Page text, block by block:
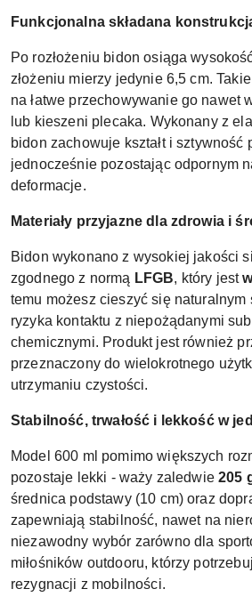
Funkcjonalna składana
Po rozłożeniu bidon osiąga
złożeniu mierzy jedynie 6,5 cm.
na łatwe przechowywanie go nawet
lub kieszeni plecaka. Wykonany z
bidon zachowuje kształt i sztywność
jednocześnie pozostając odpornym
deformacje.
Materiały przyjazne dla zdrowia i
Bidon wykonano z wysokiej jakości
zgodnego z normą LFGB, który jest
temu możesz cieszyć się naturalnym
ryzyka kontaktu z niepożądanymi
chemicznymi. Produkt jest również
przeznaczony do wielokrotnego
utrzymaniu czystości.
Stabilność, trwałość i lekkość w
Model 600 ml pomimo większych
pozostaje lekki - waży zaledwie 205
średnica podstawy (10 cm) oraz
zapewniają stabilność, nawet na
niezawodny wybór zarówno dla
miłośników outdooru, którzy
rezygnacji z mobilności.